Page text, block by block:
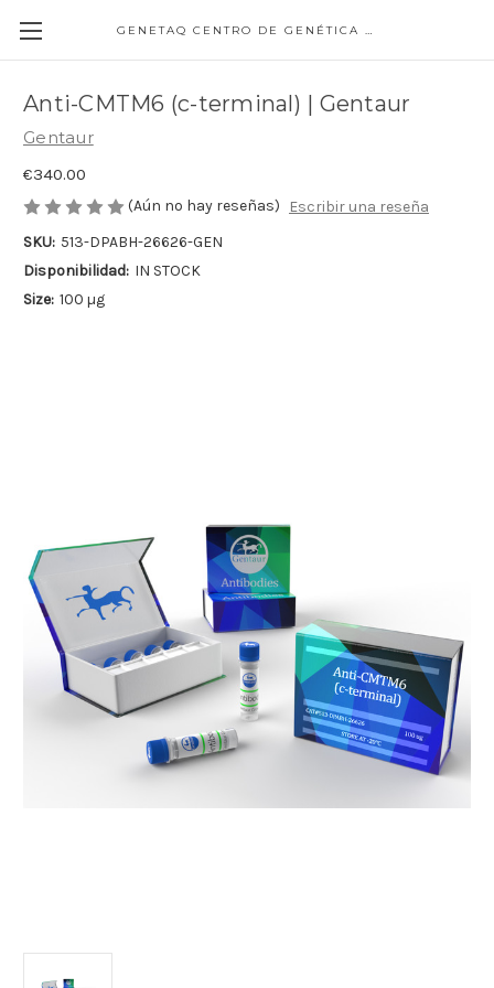
GENETAQ CENTRO DE GENÉTICA MOLECULAR
Anti-CMTM6 (c-terminal) | Gentaur
Gentaur
€340.00
(Aún no hay reseñas)
Escribir una reseña
SKU: 513-DPABH-26626-GEN
Disponibilidad: IN STOCK
Size: 100 µg